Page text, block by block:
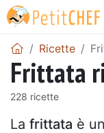
Ricette
Frittata
228 ricette
La frittata è